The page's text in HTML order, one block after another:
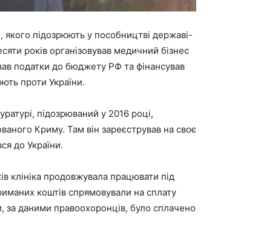
підозрюють у пособництві державі-
років організовував медичний бізнес
податки до бюджету РФ та фінансував
проти України.
підозрюваний у 2016 році,
Криму. Там він зареєстрував на своє
до України.
клініка продовжувала працювати під
коштів спрямовували на сплату
даними правоохоронців, було сплачено